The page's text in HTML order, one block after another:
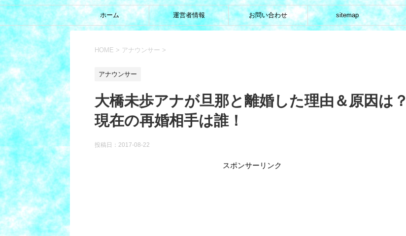
ホーム 運営者情報 お問い合わせ sitemap
HOME > アナウンサー >
アナウンサー
大橋未歩アナが旦那と離婚した理由＆原因は？
現在の再婚相手は誰！
投稿日： 2017-08-22
スポンサーリンク